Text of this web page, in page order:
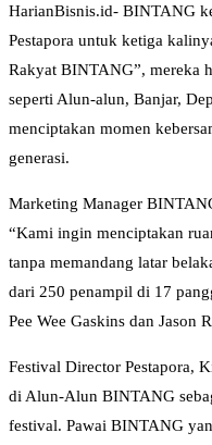
HarianBisnis.id- BINTANG
Pestapora untuk ketiga
Rakyat BINTANG”, mereka
seperti Alun-alun, Banjar,
menciptakan momen
generasi.
Marketing Manager
“Kami ingin menciptakan
tanpa memandang latar
dari 250 penampil di 17
Pee Wee Gaskins dan Jason
Festival Director Pestapora,
di Alun-Alun BINTANG
festival. Pawai BINTANG